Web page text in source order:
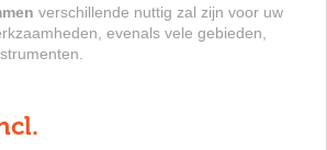
verschillende nuttig zal zijn voor uw
evenals vele gebieden,